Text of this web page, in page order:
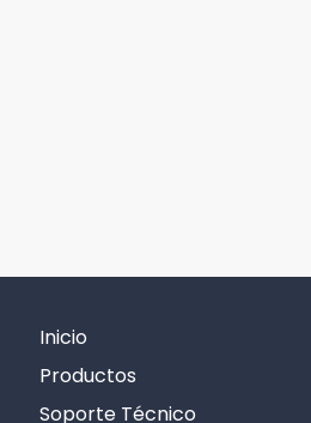
Inicio
Productos
Soporte Técnico